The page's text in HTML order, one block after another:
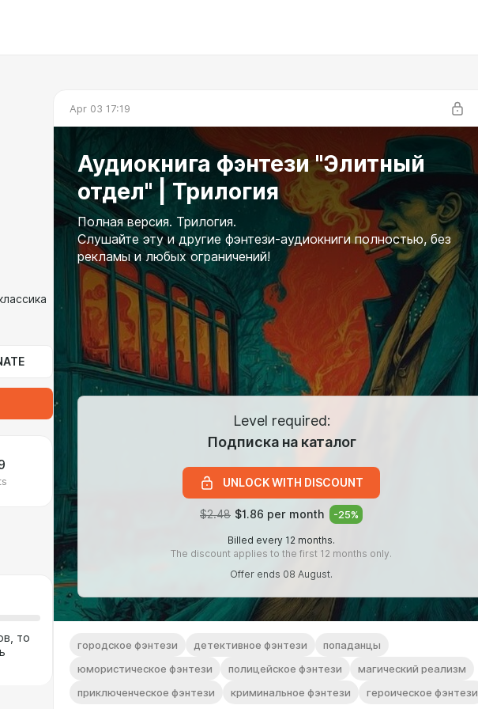
то
Apr 03 17:19
Аудиокнига фэнтези "Элитный
отдел" | Трилогия
Полная версия. Трилогия.
Слушайте эту и другие фэнтези-аудиокниги полностью, без
рекламы и любых ограничений!
Level required:
Подписка на каталог
UNLOCK WITH DISCOUNT
$2.48 $1.86 per month -25%
Billed every 12 months.
The discount applies to the first 12 months only.
Offer ends 08 August.
городское фэнтези детективное фэнтези
попаданцы
юмористическое фэнтези
полицейское фэнтези
магический реализм
приключенческое фэнтези
криминальное фэнтези героическое фэнтези